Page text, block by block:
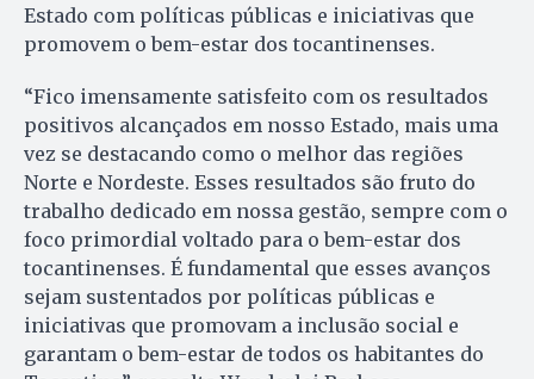
Estado com políticas públicas e iniciativas que
promovem o bem-estar dos tocantinenses.
“Fico imensamente satisfeito com os resultados
positivos alcançados em nosso Estado, mais uma
vez se destacando como o melhor das regiões
Norte e Nordeste. Esses resultados são fruto do
trabalho dedicado em nossa gestão, sempre com o
foco primordial voltado para o bem-estar dos
tocantinenses. É fundamental que esses avanços
sejam sustentados por políticas públicas e
iniciativas que promovam a inclusão social e
garantam o bem-estar de todos os habitantes do